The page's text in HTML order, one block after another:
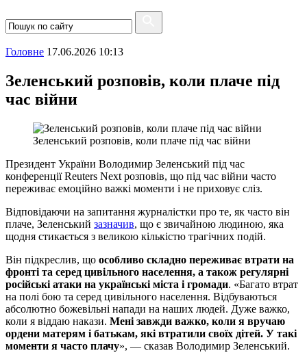
Головне 17.06.2026 10:13
Зеленський розповів, коли плаче під
час війни
Зеленський розповів, коли плаче під час війни
Президент України Володимир Зеленський під час
конференції Reuters Next розповів, що під час війни часто
переживає емоційно важкі моменти і не приховує сліз.
Відповідаючи на запитання журналістки про те, як часто він
плаче, Зеленський зазначив, що є звичайною людиною, яка
щодня стикається з великою кількістю трагічних подій.
Він підкреслив, що особливо складно переживає втрати на
фронті та серед цивільного населення, а також регулярні
російські атаки на українські міста і громади. «Багато втрат
на полі бою та серед цивільного населення. Відбуваються
абсолютно божевільні напади на наших людей. Дуже важко,
коли я віддаю накази. Мені завжди важко, коли я вручаю
ордени матерям і батькам, які втратили своїх дітей. У такі
моменти я часто плачу», — сказав Володимир Зеленський.